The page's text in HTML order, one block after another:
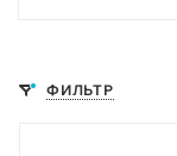
ФИЛЬТР